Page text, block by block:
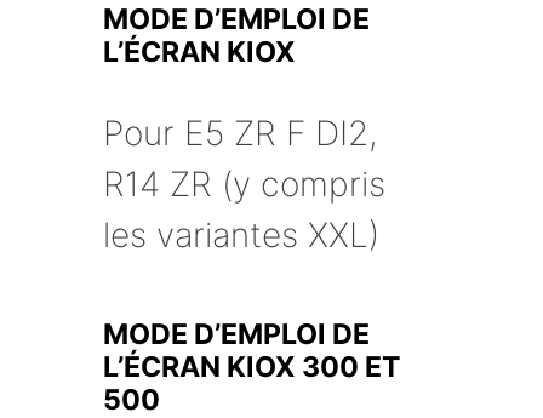
MODE D’EMPLOI DE
L’ÉCRAN KIOX
Pour E5 ZR F DI2,
R14 ZR (y compris
les variantes XXL)
MODE D’EMPLOI DE
L’ÉCRAN KIOX 300 ET
500